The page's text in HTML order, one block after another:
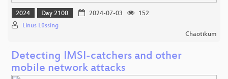
2024 Day 2100 2024-07-03
152
Linus Lüssing
Chaotikum
Detecting IMSI-catchers and other
mobile network attacks